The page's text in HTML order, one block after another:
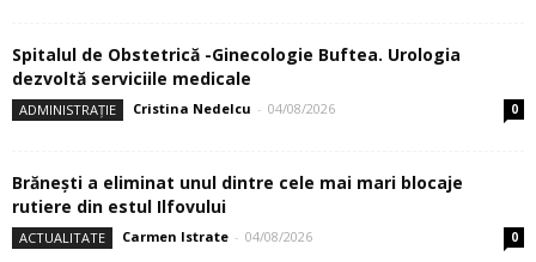
Spitalul de Obstetrică -Ginecologie Buftea. Urologia
dezvoltă serviciile medicale
ADMINISTRAȚIE Cristina Nedelcu - 04/08/2026 0
Brănești a eliminat unul dintre cele mai mari blocaje
rutiere din estul Ilfovului
ACTUALITATE Carmen Istrate - 04/08/2026 0